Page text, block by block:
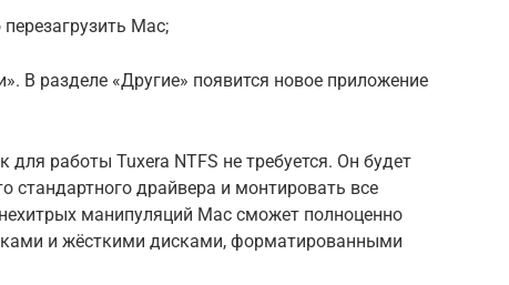
Mac;
В разделе «Другие» появится новое приложение
для работы Tuxera NTFS не требуется. Он будет
стандартного драйвера и монтировать все
манипуляций Mac сможет полноценно
и жёсткими дисками, форматированными